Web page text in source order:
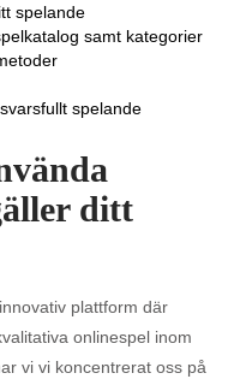
spelande
samt kategorier
spelande
ditt
plattform där
onlinespel inom
vi vi koncentrerat oss på